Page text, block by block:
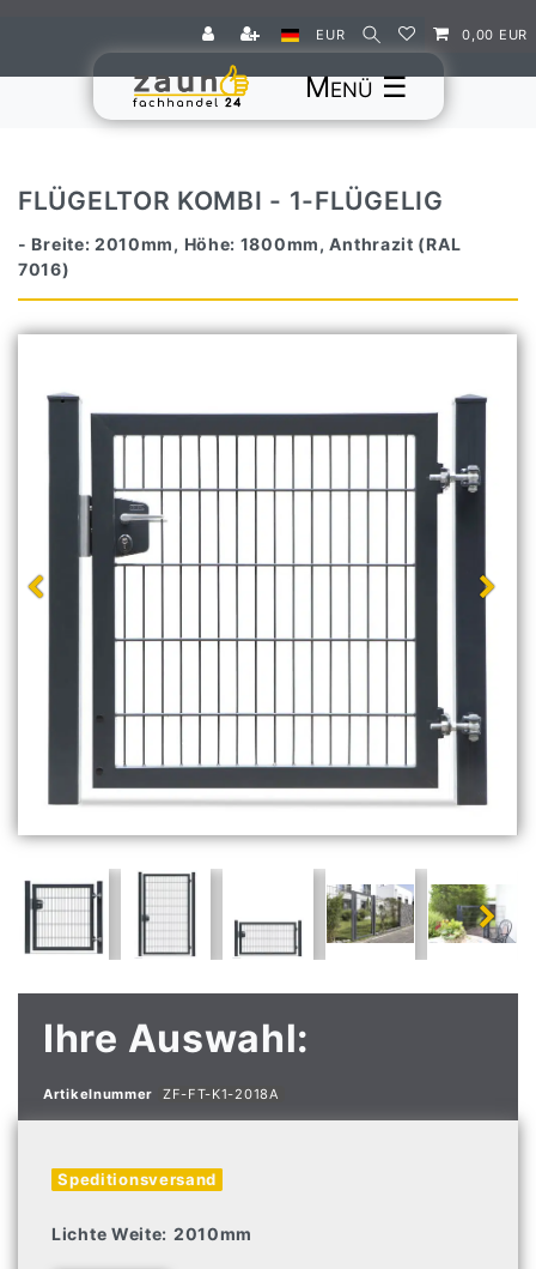
EUR 0,00 EUR
☰
FLÜGELTOR KOMBI - 1-FLÜGELIG
- Breite: 2010mm, Höhe: 1800mm, Anthrazit (RAL
7016)
Ihre Auswahl:
Artikelnummer ZF-FT-K1-2018A
Speditionsversand
Lichte Weite: 2010mm